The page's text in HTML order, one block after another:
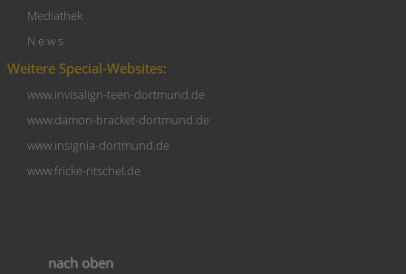
Mediathek
N e w s
Weitere Special-Websites:
www.invisalign-teen-dortmund.de
www.damon-bracket-dortmund.de
www.insignia-dortmund.de
www.fricke-ritschel.de
nach oben